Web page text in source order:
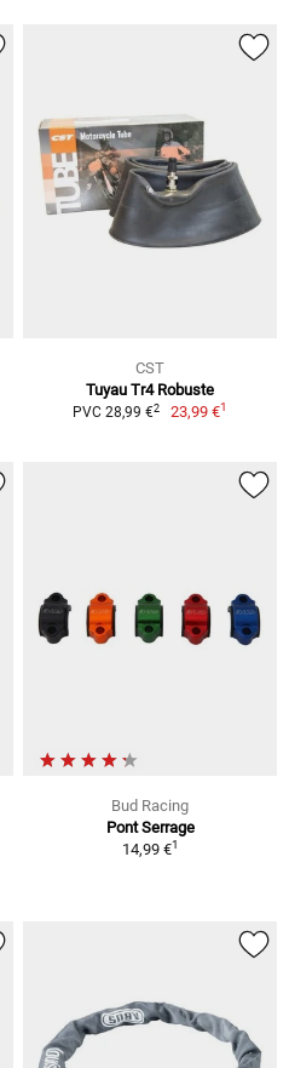
CST
Tuyau Tr4 Robuste
PVC 28,99 €2 23,99 €1
Bud Racing
Pont Serrage
14,99 €1